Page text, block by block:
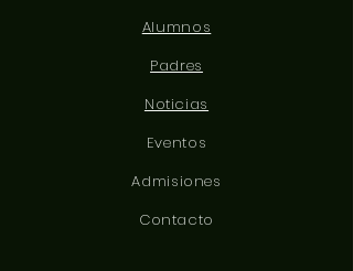
Alumnos
Padres
Noticias
Eventos
Admisiones
Contacto